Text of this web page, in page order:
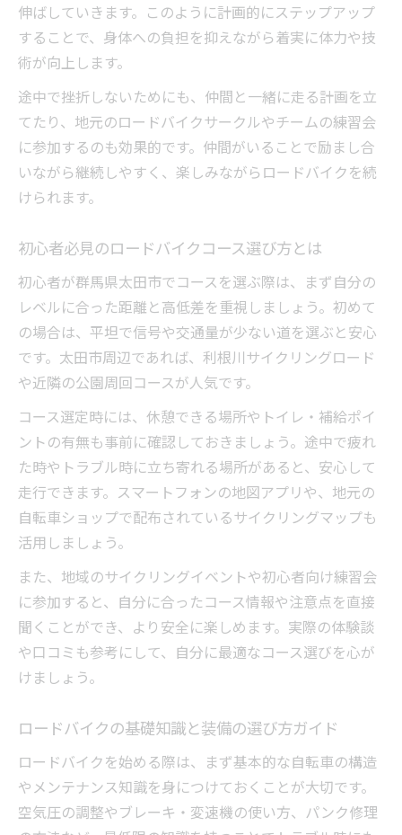
ロードバイク初心者の体力づくりと距離の
伸ばし方
サークル参加で得られるロードバイクの楽しみ
方
ロードバイクサークルで学べる技術とマナ
ー
ロードバイク仲間との交流が楽しさを広げ
る理由
力
ロードバイククラブ活動で得る新たな発見
ロードバイクチーム参加がもたらす上達の
ヒント
健康的な毎日へロードバイクで広がる新しい世
界
ロードバイクで得られる健康効果と体力向
上
ロードバイクを通じて日常生活が変わる理
由
初心者がロードバイクで感じる達成感とは
ト
ロードバイク生活がもたらす前向きな変化
伸ばしていきます。このように計画的にステップアップ
することで、身体への負担を抑えながら着実に体力や技
術が向上します。
途中で挫折しないためにも、仲間と一緒に走る計画を立
てたり、地元のロードバイクサークルやチームの練習会
に参加するのも効果的です。仲間がいることで励まし合
いながら継続しやすく、楽しみながらロードバイクを続
けられます。
初心者必見のロードバイクコース選び方とは
初心者が群馬県太田市でコースを選ぶ際は、まず自分の
レベルに合った距離と高低差を重視しましょう。初めて
の場合は、平坦で信号や交通量が少ない道を選ぶと安心
です。太田市周辺であれば、利根川サイクリングロード
や近隣の公園周回コースが人気です。
コース選定時には、休憩できる場所やトイレ・補給ポイ
ントの有無も事前に確認しておきましょう。途中で疲れ
た時やトラブル時に立ち寄れる場所があると、安心して
走行できます。スマートフォンの地図アプリや、地元の
自転車ショップで配布されているサイクリングマップも
活用しましょう。
また、地域のサイクリングイベントや初心者向け練習会
に参加すると、自分に合ったコース情報や注意点を直接
聞くことができ、より安全に楽しめます。実際の体験談
や口コミも参考にして、自分に最適なコース選びを心が
けましょう。
ロードバイクの基礎知識と装備の選び方ガイド
ロードバイクを始める際は、まず基本的な自転車の構造
やメンテナンス知識を身につけておくことが大切です。
空気圧の調整やブレーキ・変速機の使い方、パンク修理